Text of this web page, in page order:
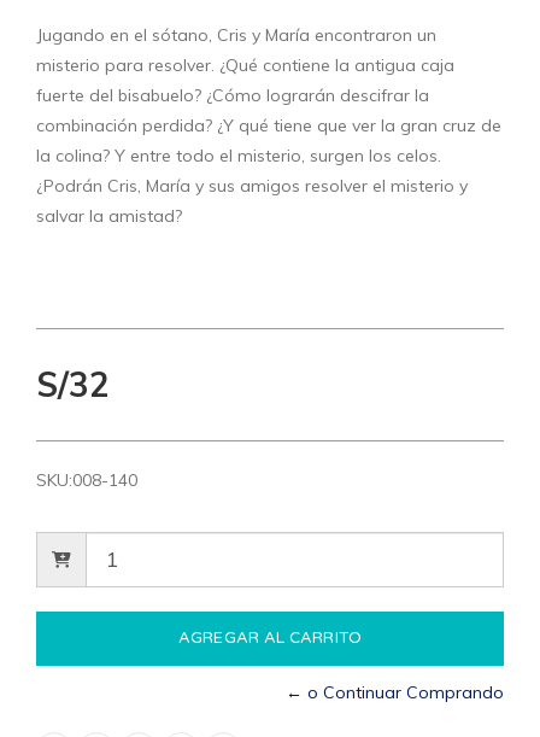
Jugando en el sótano, Cris y María encontraron un
misterio para resolver. ¿Qué contiene la antigua caja
fuerte del bisabuelo? ¿Cómo lograrán descifrar la
combinación perdida? ¿Y qué tiene que ver la gran cruz de
la colina? Y entre todo el misterio, surgen los celos.
¿Podrán Cris, María y sus amigos resolver el misterio y
salvar la amistad?
S/32
SKU:008-140
← o Continuar Comprando